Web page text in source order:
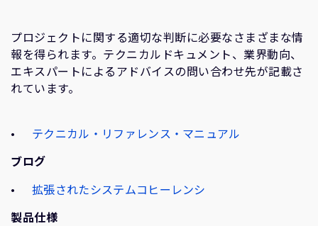
プロジェクトに関する適切な判断に必要なさまざまな情
報を得られます。テクニカルドキュメント、業界動向、
エキスパートによるアドバイスの問い合わせ先が記載さ
れています。
テクニカル・リファレンス・マニュアル
ブログ
拡張されたシステムコヒーレンシ
製品仕様